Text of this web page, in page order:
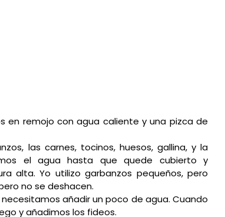
en remojo con agua caliente y una pizca de
las carnes, tocinos, huesos, gallina, y la
el agua hasta que quede cubierto y
alta. Yo utilizo garbanzos pequeños, pero
no se deshacen.
añadir un poco de agua. Cuando
y añadimos los fideos.